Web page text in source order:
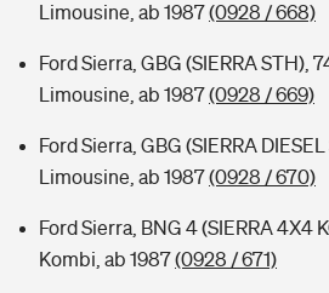
Limousine, ab 1987(0928 / 668)
Ford Sierra, GBG (SIERRA STH),
Limousine, ab 1987(0928 / 669)
Ford Sierra, GBG (SIERRA
Limousine, ab 1987(0928 / 670)
Ford Sierra, BNG 4 (SIERRA 4X4
Kombi, ab 1987(0928 / 671)